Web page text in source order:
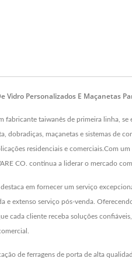
Vidro Personalizados E Maçanetas
fabricante taiwanês de primeira linha,
dobradiças, maçanetas e sistemas de
residenciais e comerciais.Com
CO. continua a liderar o mercado
em fornecer um serviço
e extenso serviço pós-venda.
cada cliente receba soluções
de ferragens de porta de alta